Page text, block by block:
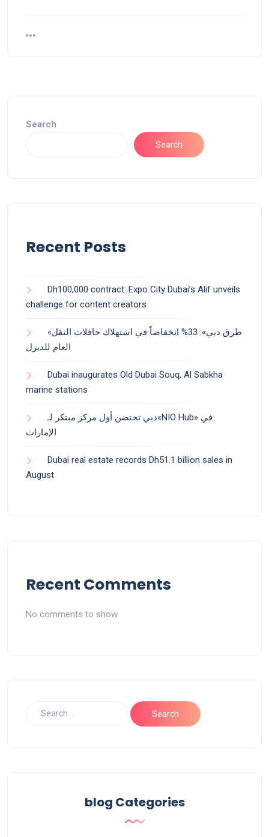
Search
Search
Recent Posts
Dh100,000 contract: Expo City Dubai’s Alif unveils
challenge for content creators
«طرق دبي»: 33% انخفاضاً في استهلاك حافلات النقل
العام للديزل
Dubai inaugurates Old Dubai Souq, Al Sabkha
marine stations
دبي تحتضن أول مركز مبتكر لـ«NIO Hub» في
الإمارات
Dubai real estate records Dh51.1 billion sales in
August
Recent Comments
No comments to show.
blog Categories